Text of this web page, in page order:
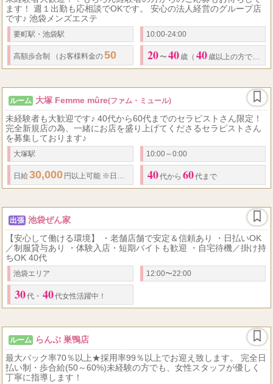
ます！ 週１出勤も応相談でOKです。 安心の法人経営のグループ店
です♪ 池袋メンズエステ
要町駅・池袋駅 10:00-24:00
高額歩合制 （お客様料金の50 ％が報酬になります）
20 〜 40 歳（ 40 歳以上の方でも面接OKです）
ルーム 大塚 Femme mûre(ファム・ミュール)
未経験者も大歓迎です♪ 40代から60代までのセラピストさん限定！
完全新規店の為、一緒にお店を盛り上げてくださるセラピストさん
を募集しております♪
大塚駅 10:00～0:00
日給 30,000 円以上可能 ※日払い制 40代から 60代まで
出張 池袋ぜん家
【安心して働ける環境】 ・老舗店舗で安定＆信頼あり ・日払いOK
／制服貸与あり ・体験入店・短期バイトも歓迎 ・自宅待機／掛け持
ちOK 40代
池袋エリア 12:00〜22:00
30代 ・ 40代女性活躍中！
ルーム らんぷ 巣鴨店
最大バック率70％以上★採用率99％以上でお迎え致します。 完全日
払い制・歩合給(50～60%)未経験の方でも、女性スタッフが優しく
丁寧に指導します！